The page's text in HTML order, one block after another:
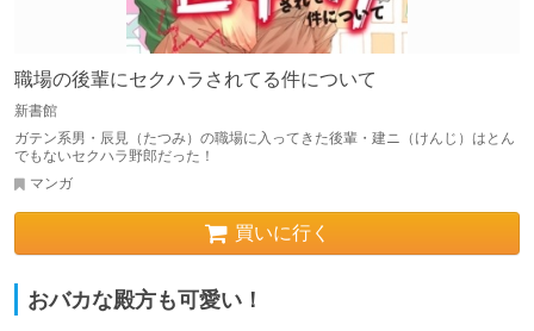
職場の後輩にセクハラされてる件について
新書館
ガテン系男・辰見（たつみ）の職場に入ってきた後輩・建ニ（けんじ）はとん
でもないセクハラ野郎だった！
マンガ
買いに行く
おバカな殿方も可愛い！